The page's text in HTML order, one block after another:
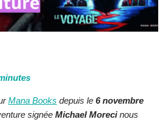
Mana Books depuis le 6 novembre
signée Michael Morecinous